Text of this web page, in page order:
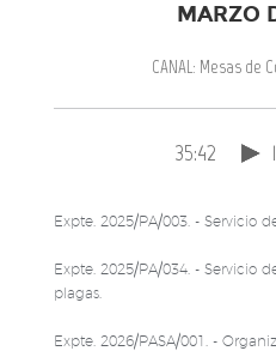
MARZO
CANAL: Mesas de
35:42
Expte. 2025/PA/003. - Servicio
Expte. 2025/PA/034. - Servicio
plagas.
Expte. 2026/PASA/001. -